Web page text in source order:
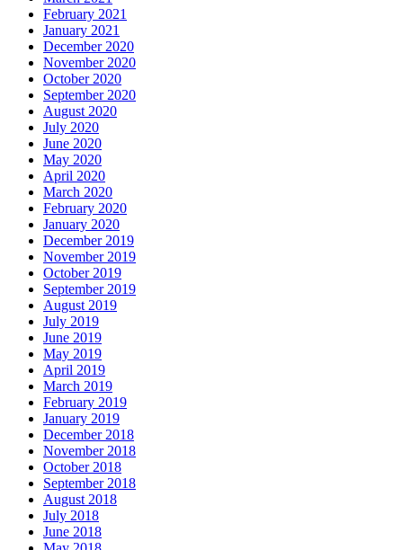
February 2021
January 2021
December 2020
November 2020
October 2020
September 2020
August 2020
July 2020
June 2020
May 2020
April 2020
March 2020
February 2020
January 2020
December 2019
November 2019
October 2019
September 2019
August 2019
July 2019
June 2019
May 2019
April 2019
March 2019
February 2019
January 2019
December 2018
November 2018
October 2018
September 2018
August 2018
July 2018
June 2018